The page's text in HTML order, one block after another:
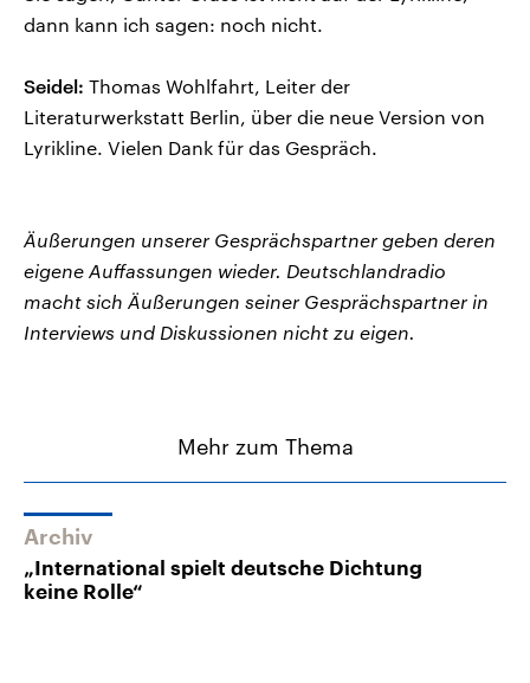
dann kann ich sagen: noch nicht.
Seidel: Thomas Wohlfahrt, Leiter der
Literaturwerkstatt Berlin, über die neue Version von
Lyrikline. Vielen Dank für das Gespräch.
Äußerungen unserer Gesprächspartner geben deren
eigene Auffassungen wieder. Deutschlandradio
macht sich Äußerungen seiner Gesprächspartner in
Interviews und Diskussionen nicht zu eigen.
Mehr zum Thema
Archiv
„International spielt deutsche Dichtung
keine Rolle“